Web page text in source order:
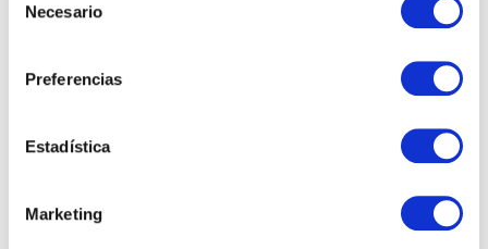
Necesario
Preferencias
Estadística
Marketing